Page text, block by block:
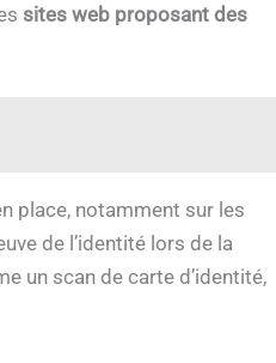
sites web proposant des
place, notamment sur les
de l’identité lors de la
un scan de carte d’identité,